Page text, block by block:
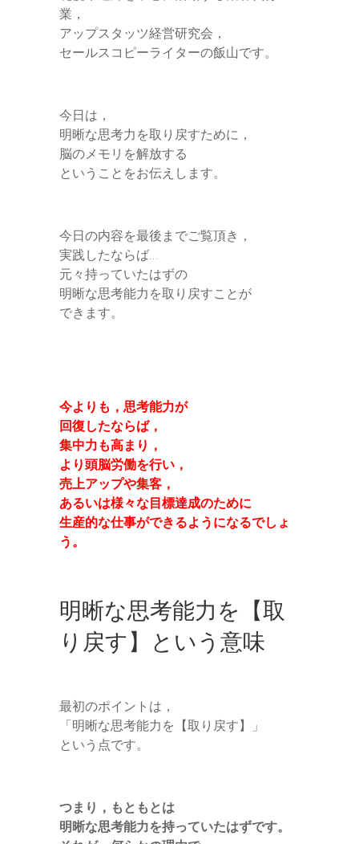
o
k
r
I
n
e
g
e
業，
アップスタッツ経営研究会，
セールスコピーライターの飯山です。
今日は，
明晰な思考力を取り戻すために，
脳のメモリを解放する
ということをお伝えします。
今日の内容を最後までご覧頂き，
実践したならば…
元々持っていたはずの
明晰な思考能力を取り戻すことが
できます。
今よりも，思考能力が
回復したならば，
集中力も高まり，
より頭脳労働を行い，
売上アップや集客，
あるいは様々な目標達成のために
生産的な仕事ができるようになるでしょ
う。
明晰な思考能力を【取
り戻す】という意味
最初のポイントは，
「明晰な思考能力を【取り戻す】」
という点です。
つまり，もともとは
明晰な思考能力を持っていたはずです。